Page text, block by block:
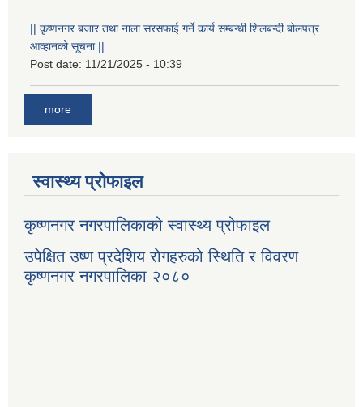
|| कृष्णनगर बजार तथा नाला सरसफाई गर्ने कार्य सम्बन्धी शिलबन्दी बोलपत्र
आव्हानको सूचना ||
Post date: 11/21/2025 - 10:39
more
स्वास्थ्य प्रोफाइल
कृष्णनगर नगरपालिकाको स्वास्थ्य प्रोफाइल
उपेक्षित उष्ण प्रदेशिय रोगहरुको स्थिति र विवरण
कृष्णनगर नगरपालिका २०८०